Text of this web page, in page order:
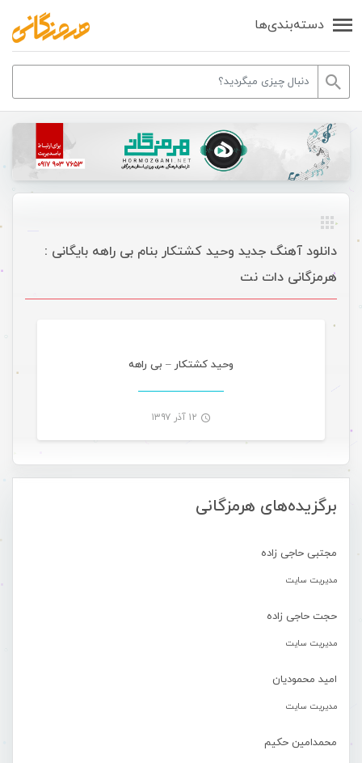
دسته‌بندی‌ها
برگزیده‌های هرمزگانی
مجتبی حاجی زاده
مدیریت سایت
حجت حاجی زاده
مدیریت سایت
امید محمودیان
مدیریت سایت
محمدامین حکیم
دانلود آهنگ جدید وحید کشتکار بنام بی راهه بایگانی :
هرمزگانی دات نت
وحید کشتکار – بی راهه
۱۲ آذر ۱۳۹۷